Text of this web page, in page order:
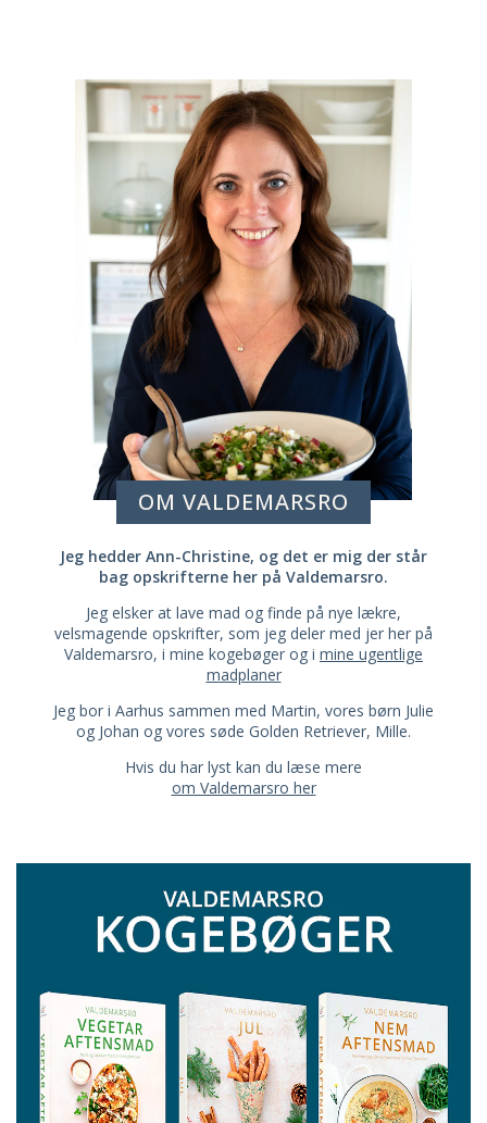
OM VALDEMARSRO
Jeg hedder Ann-Christine, og det er mig der står
bag opskrifterne her på Valdemarsro.
Jeg elsker at lave mad og finde på nye lækre,
velsmagende opskrifter, som jeg deler med jer her på
Valdemarsro, i mine kogebøger og i mine ugentlige
madplaner
Jeg bor i Aarhus sammen med Martin, vores børn Julie
og Johan og vores søde Golden Retriever, Mille.
Hvis du har lyst kan du læse mere
om Valdemarsro her